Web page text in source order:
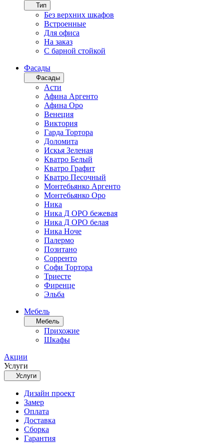
Тип
Без верхних шкафов
Встроенные
Для офиса
На заказ
С барной стойкой
Фасады
Фасады
Асти
Афина Аргенто
Афина Оро
Венеция
Виктория
Гарда Тортора
Доломита
Искья Зеленая
Кватро Белый
Кватро Графит
Кватро Песочный
Монтебьянко Аргенто
Монтебьянко Оро
Ника
Ника Д ОРО бежевая
Ника Д ОРО белая
Ника Ноче
Палермо
Позитано
Сорренто
Софи Тортора
Триесте
Фиренце
Эльба
Мебель
Мебель
Прихожие
Шкафы
Акции
Услуги
Услуги
Дизайн проект
Замер
Оплата
Доставка
Сборка
Гарантия